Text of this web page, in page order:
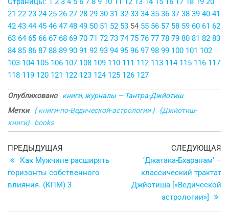
21 22 23 24 25 26 27 28 29 30 31 32 33 34 35 36 37 38 39 40 41
42 43 44 45 46 47 48 49 50 51 52 53 54 55 56 57 58 59 60 61 62
63 64 65 66 67 68 69 70 71 72 73 74 75 76 77 78 79 80 81 82 83
84 85 86 87 88 89 90 91 92 93 94 95 96 97 98 99 100 101 102
103 104 105 106 107 108 109 110 111 112 113 114 115 116 117
118 119 120 121 122 123 124 125 126 127
Опубликовано
книги, журналы — Тантра-Джйотиш
Метки
{ книги-по-Ведической-астрологии }
{Джйотиш-
книги}
books
Навигация
по
записям
Предыдущая
запись
ПРЕДЫДУЩАЯ
Как Мужчине расширять
горизонты собственного
влияния. (КПМ) 3
СЛЕДУЮЩАЯ
‘Джатака-Бхаранам’ –
классический трактат
Джйотиша [«Ведической
астрологии»]